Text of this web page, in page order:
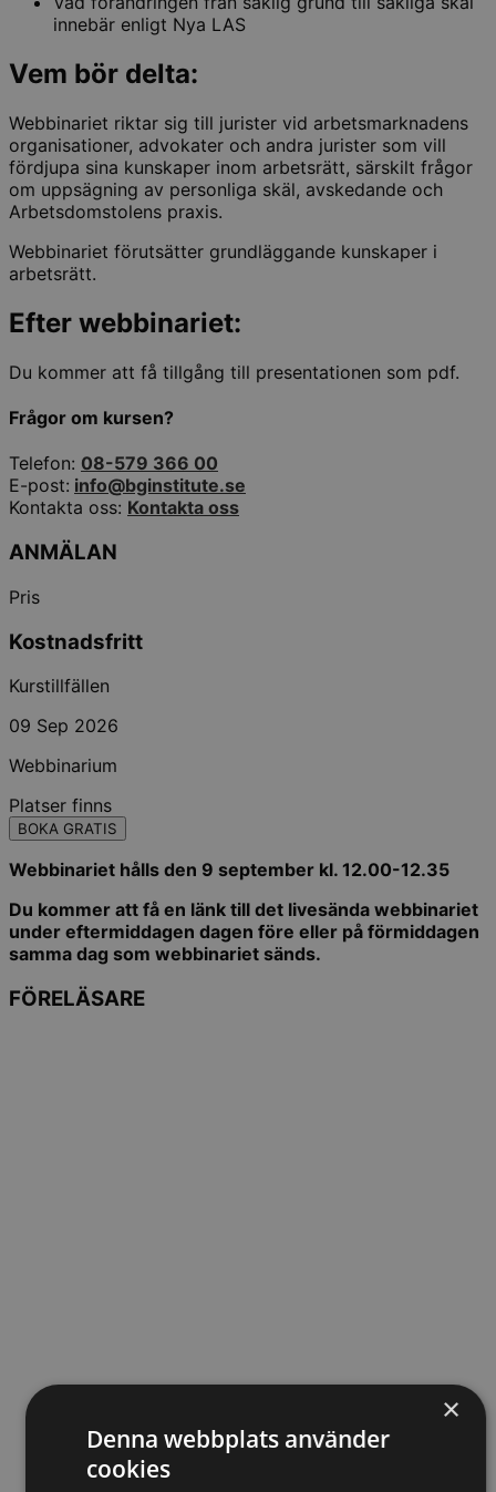
innebär enligt Nya LAS
Vem bör delta:
Webbinariet riktar sig till jurister vid arbetsmarknadens
organisationer, advokater och andra jurister som vill
fördjupa sina kunskaper inom arbetsrätt, särskilt frågor
om uppsägning av personliga skäl, avskedande och
Arbetsdomstolens praxis.
Webbinariet förutsätter grundläggande kunskaper i
arbetsrätt.
Efter webbinariet:
Du kommer att få tillgång till presentationen som pdf.
Frågor om kursen?
Telefon: 08-579 366 00
E-post: info@bginstitute.se
Kontakta oss: Kontakta oss
ANMÄLAN
Pris
Kostnadsfritt
Kurstillfällen
09 Sep 2026
Webbinarium
Platser finns
BOKA GRATIS
Webbinariet hålls den 9 september kl. 12.00-12.35
Du kommer att få en länk till det livesända webbinariet
under eftermiddagen dagen före eller på förmiddagen
samma dag som webbinariet sänds.
FÖRELÄSARE
×
Denna webbplats använder
cookies